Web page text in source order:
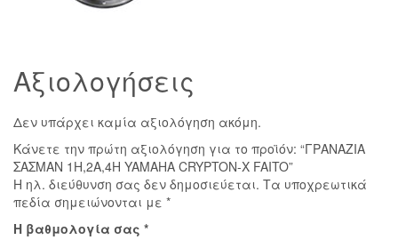
Αξιολογήσεις
Δεν υπάρχει καμία αξιολόγηση ακόμη.
Κάνετε την πρώτη αξιολόγηση για το προϊόν: “ΓΡΑΝΑΖΙΑ
ΣΑΣΜΑΝ 1Η,2Α,4Η YAMAHA CRYPTON-X FAITO”
Η ηλ. διεύθυνση σας δεν δημοσιεύεται. Τα υποχρεωτικά
πεδία σημειώνονται με *
Η βαθμολογία σας *